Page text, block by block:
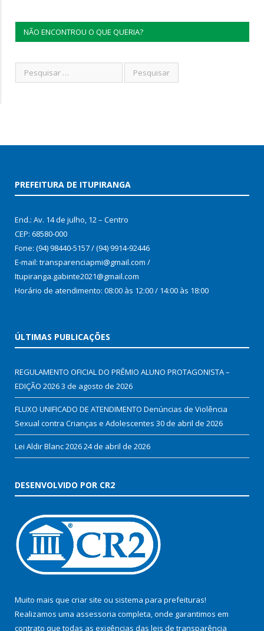
NÃO ENCONTROU O QUE QUERIA?
PREFEITURA DE ITUPIRANGA
End.: Av. 14 de julho, 12 – Centro
CEP: 68580-000
Fone: (94) 98440-5157 / (94) 9914-92446
E-mail: transparenciapmi@gmail.com /
Itupiranga.gabinte2021@gmail.com
Horário de atendimento: 08:00 às 12:00 / 14:00 às 18:00
ÚLTIMAS PUBLICAÇÕES
REGULAMENTO OFICIAL DO PRÊMIO ALUNO PROTAGONISTA –
EDIÇÃO 20263 de agosto de 2026
FLUXO UNIFICADO DE ATENDIMENTO Denúncias de Violência
Sexual contra Crianças e Adolescentes 30 de abril de 2026
Lei Aldir Blanc 202624 de abril de 2026
DESENVOLVIDO POR CR2
Muito mais que criar site ou sistema para prefeituras!
Realizamos uma assessoria completa, onde garantimos em
contrato que todas as exigências das leis de transparência